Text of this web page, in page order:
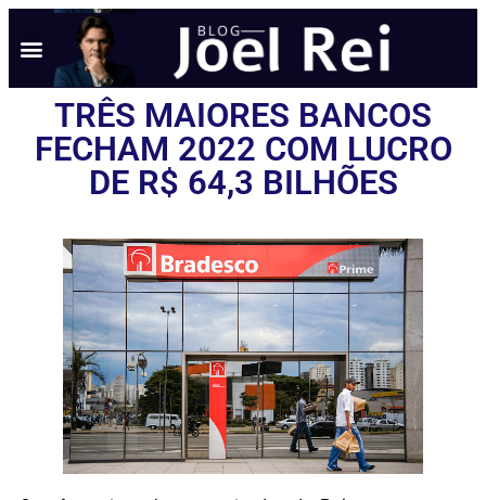
TRÊS MAIORES BANCOS
FECHAM 2022 COM LUCRO
DE R$ 64,3 BILHÕES